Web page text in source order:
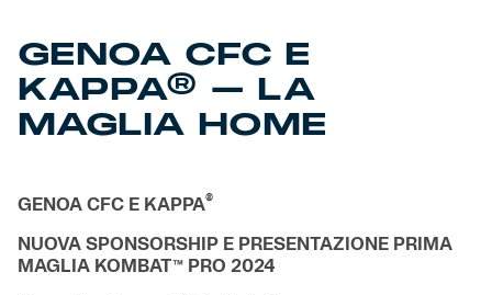
GENOA CFC E
KAPPA® – LA
MAGLIA HOME
GENOA CFC E KAPPA®
NUOVA SPONSORSHIP E PRESENTAZIONE PRIMA
MAGLIA KOMBAT™ PRO 2024